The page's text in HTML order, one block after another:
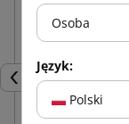
Poprzedni
Osoba
Język:
Polski